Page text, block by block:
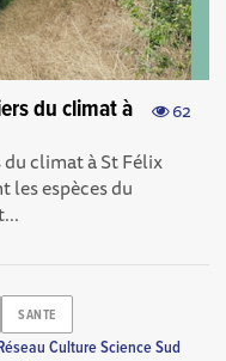
62
du climat à
climat à St Félix
les espèces du
SANTE
Culture Science Sud